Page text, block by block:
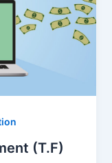
(T.F)